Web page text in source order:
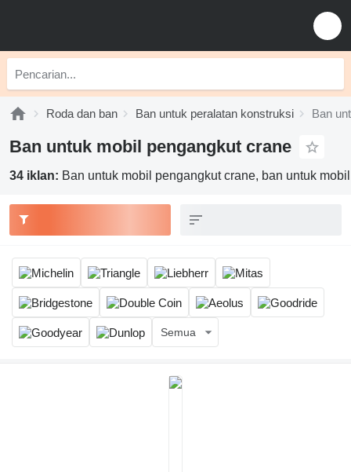
Roda dan ban Ban untuk peralatan konstruksi Ban
Ban untuk mobil pengangkut crane
34 iklan: Ban untuk mobil pengangkut crane, ban untuk
Semua